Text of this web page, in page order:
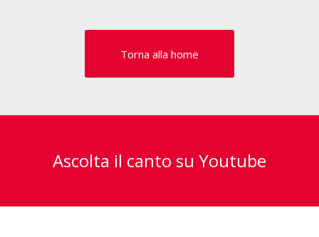
Torna alla home
Ascolta il canto su Youtube